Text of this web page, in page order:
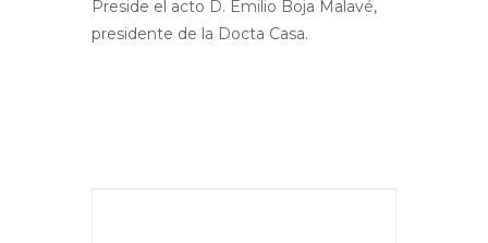
Preside el acto D. Emilio Boja Malavé,
presidente de la Docta Casa.